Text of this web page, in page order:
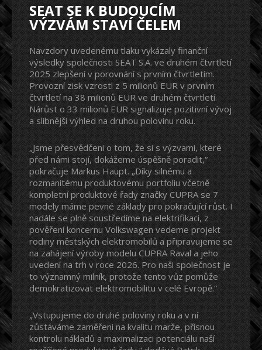
SEAT SE K BUDOUCÍM
VÝZVÁM STAVÍ ČELEM
Navzdory uvedenému tlaku vykázaly finanční
výsledky společnosti SEAT S.A. ve druhém čtvrtletí
2025 zlepšení v porovnání s prvním čtvrtletím.
Provozní zisk vzrostl z 5 milionů EUR v prvním
čtvrtletí na 38 milionů EUR ve druhém čtvrtletí.
Nárůst o 33 milionů EUR signalizuje pozitivní vývoj
a slibnější výhled na druhou polovinu roku.
„Jsme přesvědčeni o tom, že si s výzvami, které
před námi stojí, dokážeme úspěšně poradit,“
pokračuje Markus Haupt. „Díky silnému a
rozmanitému produktovému portfoliu včetně
kompletní produktové řady značky CUPRA se 7
modely máme pevné základy pro pokračující růst. I
nadále se plně soustředíme na elektrifikaci, z
pověření koncernu Volkswagen vedeme projekt
rodiny městských elektromobilů a připravujeme se
na zahájení výroby modelu CUPRA Raval a jeho
uvedení na trh v roce 2026. Pro naši společnost je
to významný milník, protože tento vůz pomůže
demokratizovat elektromobilitu v celé Evropě.“
„Vstupujeme do druhé poloviny roku a v ní
zůstáváme zaměřeni na kvalitu marže, přísnou
kontrolu nákladů a maximalizaci potenciálu naší